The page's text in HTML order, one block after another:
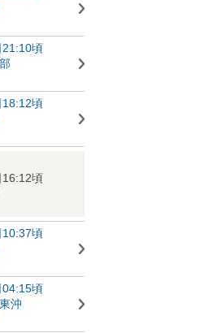
21:10頃
18:12頃
16:12頃
10:37頃
04:15頃
沖